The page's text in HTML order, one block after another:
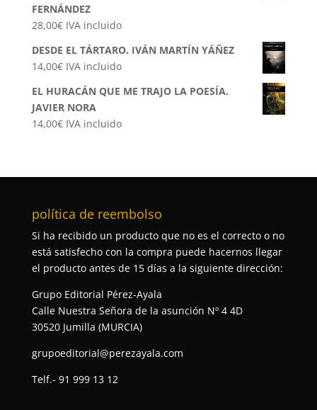
FERNÁNDEZ
28,00€ IVA incluido
DESDE EL TÁRTARO. IVÁN MARTÍN YÁÑEZ
14,00€ IVA incluido
EL HURACÁN QUE ME TRAJO LA POESÍA.
JAVIER NORA
14,00€ IVA incluido
política de reembolso
Si ha recibido un producto que no es el correcto o no
está satisfecho con la compra puede hacernos llegar
el producto antes de 15 días a la siguiente dirección:
Grupo Editorial Pérez-Ayala
Calle Nuestra Señora de la asunción Nº 4 4D
30520 Jumilla (MURCIA)
grupoeditorial@perezayala.com
Telf.- 91 999 13 12